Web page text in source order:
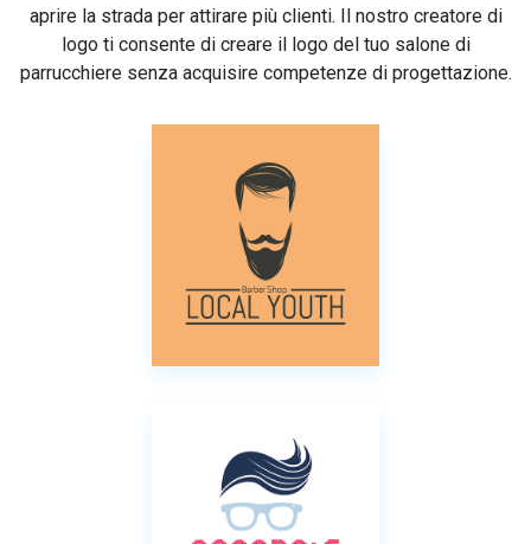
aprire la strada per attirare più clienti. Il nostro creatore di
logo ti consente di creare il logo del tuo salone di
parrucchiere senza acquisire competenze di progettazione.